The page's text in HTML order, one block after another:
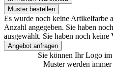
Muster bestellen
Es wurde noch keine Artikelfarbe
Anzahl angegeben. Sie haben
ausgewählt. Sie haben noch keine
Angebot anfragen
Sie können Ihr Logo
Muster werden